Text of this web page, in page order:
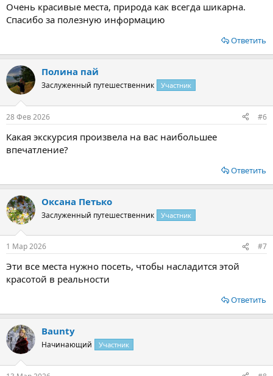
Очень красивые места, природа как всегда шикарна.
Спасибо за полезную информацию
Ответить
Полина пай
Заслуженный путешественник Участник
28 Фев 2026 #6
Какая экскурсия произвела на вас наибольшее
впечатление?
Ответить
Оксана Петько
Заслуженный путешественник Участник
1 Мар 2026 #7
Эти все места нужно посеть, чтобы насладится этой
красотой в реальности
Ответить
Baunty
Начинающий Участник